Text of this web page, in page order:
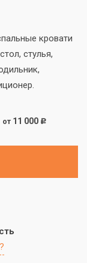
кровати
стулья,
от11 000 c